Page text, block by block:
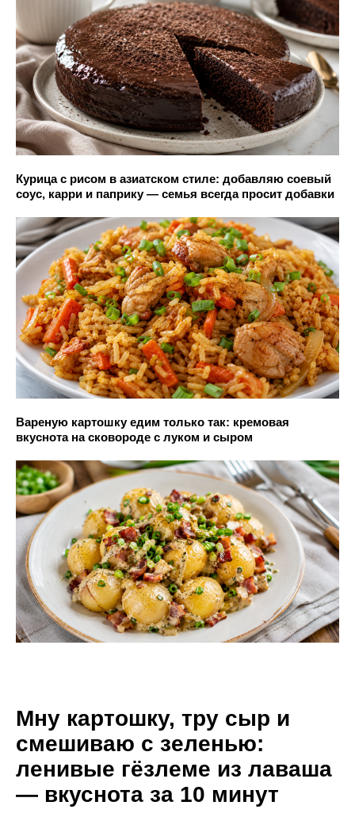
Курица с рисом в азиатском стиле: добавляю соевый
соус, карри и паприку — семья всегда просит добавки
Вареную картошку едим только так: кремовая
вкуснота на сковороде с луком и сыром
Мну картошку, тру сыр и
смешиваю с зеленью:
ленивые гёзлеме из лаваша
— вкуснота за 10 минут